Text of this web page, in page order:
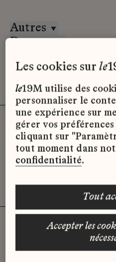
Autres
Desrues
Désolé, il semble
d’offres d’emploi
moment.
Vous n'avez pas
les cookies surle
le19M utilise des
personnaliser le
une expérience sur
gérer vos
cliquant sur
tout moment dans
confidentialité.
accepter les cookies strictement
tout